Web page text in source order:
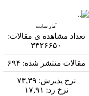
آمار سایت
تعداد مشاهده ی مقالات:
۳۳۲۶۶۵۰
مقالات منتشر شده: ۶۹۴
نرخ پذیرش: ۷۳,۳۹
نرخ رد: ۱۷,۹۱